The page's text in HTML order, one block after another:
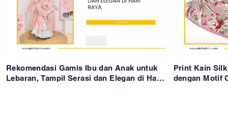
Rekomendasi Gamis Ibu dan Anak untuk
Lebaran, Tampil Serasi dan Elegan di Hari
Print Kain
dengan Motif